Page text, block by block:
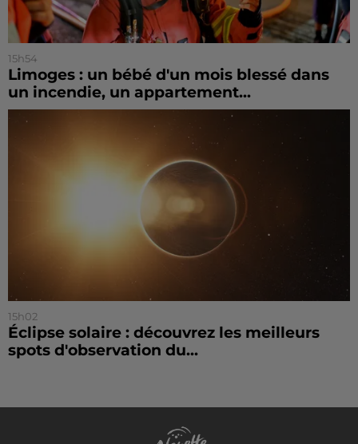
15h54
Limoges : un bébé d'un mois blessé dans
un incendie, un appartement...
15h02
Éclipse solaire : découvrez les meilleurs
spots d'observation du...